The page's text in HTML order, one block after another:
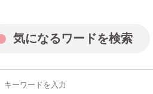
経験者転職 聖徳会
資格
気になるワードを検索